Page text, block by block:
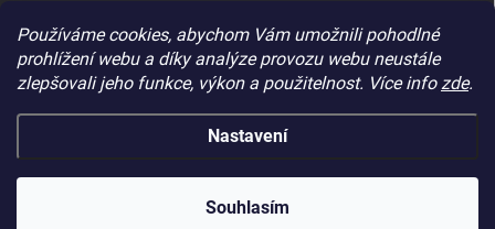
Používáme cookies, abychom Vám umožnili pohodlné
prohlížení webu a díky analýze provozu webu neustále
zlepšovali jeho funkce, výkon a použitelnost. Více infozde.
Nastavení
Souhlasím
Copyright 20261Pohony.cz. Všechna práva vyhrazena.Upravit nastavení
cookies